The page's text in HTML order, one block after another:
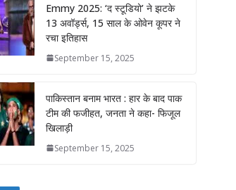
Emmy 2025: ‘द स्टूडियो’ ने झटके
13 अवॉर्ड्स, 15 साल के ओवेन कूपर ने
रचा इतिहास
September 15, 2025
पाकिस्तान बनाम भारत : हार के बाद पाक
टीम की फजीहत, जनता ने कहा- फिजूल
खिलाड़ी
September 15, 2025